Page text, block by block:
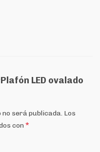
LED ovalado
será publicada. Los
con *